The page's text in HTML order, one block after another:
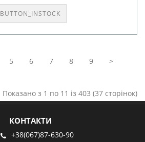
BUTTON_INSTOCK
5 6 7 8 9
>
Показано з 1 по 11 із 403 (37 сторінок)
КОНТАКТИ
+38(067)87-630-90